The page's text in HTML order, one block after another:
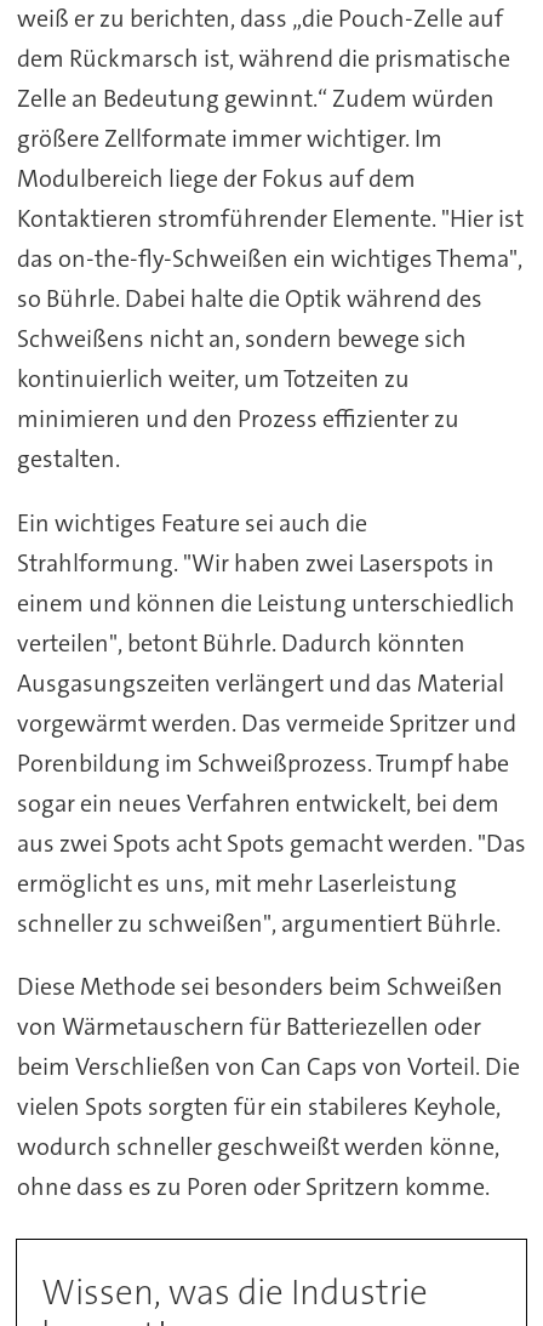
weiß er zu berichten, dass „die Pouch-Zelle auf
dem Rückmarsch ist, während die prismatische
Zelle an Bedeutung gewinnt.“ Zudem würden
größere Zellformate immer wichtiger. Im
Modulbereich liege der Fokus auf dem
Kontaktieren stromführender Elemente. "Hier ist
das on-the-fly-Schweißen ein wichtiges Thema",
so Bührle. Dabei halte die Optik während des
Schweißens nicht an, sondern bewege sich
kontinuierlich weiter, um Totzeiten zu
minimieren und den Prozess effizienter zu
gestalten.
Ein wichtiges Feature sei auch die
Strahlformung. "Wir haben zwei Laserspots in
einem und können die Leistung unterschiedlich
verteilen", betont Bührle. Dadurch könnten
Ausgasungszeiten verlängert und das Material
vorgewärmt werden. Das vermeide Spritzer und
Porenbildung im Schweißprozess.Trumpf habe
sogar ein neues Verfahren entwickelt, bei dem
aus zwei Spots acht Spots gemacht werden. "Das
ermöglicht es uns, mit mehr Laserleistung
schneller zu schweißen", argumentiert Bührle.
Diese Methode sei besonders beim Schweißen
von Wärmetauschern für Batteriezellen oder
beim Verschließen von Can Caps von Vorteil. Die
vielen Spots sorgten für ein stabileres Keyhole,
wodurch schneller geschweißt werden könne,
ohne dass es zu Poren oder Spritzern komme.
Wissen, was die Industrie